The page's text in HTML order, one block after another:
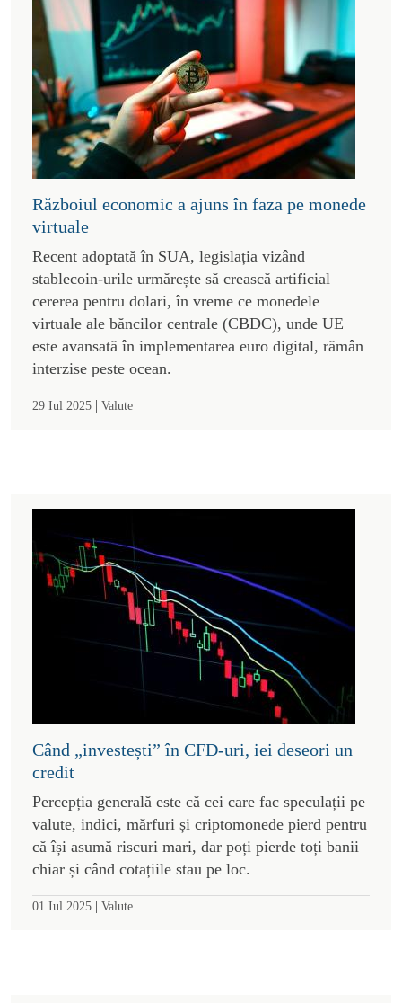
Războiul economic a ajuns în faza pe monede
virtuale
Recent adoptată în SUA, legislația vizând
stablecoin-urile urmărește să crească artificial
cererea pentru dolari, în vreme ce monedele
virtuale ale băncilor centrale (CBDC), unde UE
este avansată în implementarea euro digital, rămân
interzise peste ocean.
29 Iul 2025 | Valute
Când „investești” în CFD-uri, iei deseori un
credit
Percepția generală este că cei care fac speculații pe
valute, indici, mărfuri și criptomonede pierd pentru
că își asumă riscuri mari, dar poți pierde toți banii
chiar și când cotațiile stau pe loc.
01 Iul 2025 | Valute